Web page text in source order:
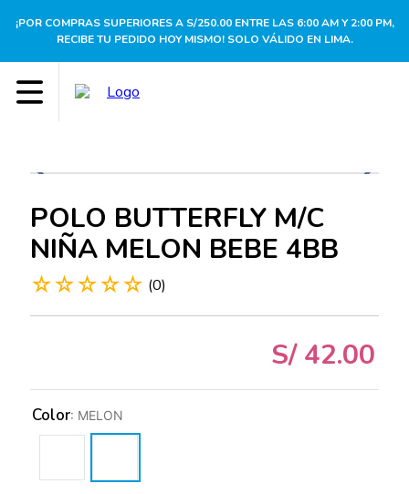
¡POR COMPRAS SUPERIORES A S/250.00 ENTRE LAS 6:00 AM Y 2:00 PM,
RECIBE TU PEDIDO HOY MISMO! SOLO VÁLIDO EN LIMA.
POLO BUTTERFLY M/C
NIÑA MELON BEBE 4BB
☆☆☆☆☆ (0)
S/ 42.00
Color: MELON